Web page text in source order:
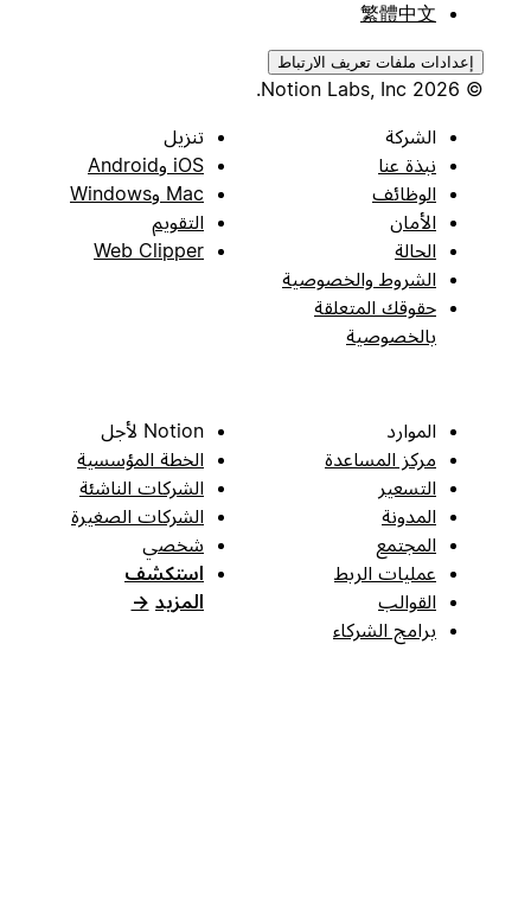
繁體中文
إعدادات ملفات تعريف الارتباط
الشركة
نبذة عنا
الوظائف
الأمان
الحالة
الشروط والخصوصية
حقوقك المتعلقة
بالخصوصية
تنزيل
iOS وAndroid
Mac وWindows
التقويم
Web Clipper
الموارد
مركز المساعدة
التسعير
المدونة
المجتمع
عمليات الربط
القوالب
برامج الشركاء
Notion لأجل
الخطة المؤسسية
الشركات الناشئة
الشركات الصغيرة
شخصي
استكشف
المزيد →